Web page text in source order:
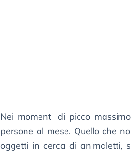
Nei momenti di picco
persone al mese. Quello che
oggetti in cerca di animaletti,